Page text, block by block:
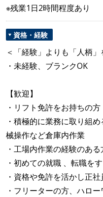
※残業1日2時間程度あり
資格・経験
＜「経験」よりも「人柄」
・未経験、ブランクOK
【歓迎】
・リフト免許をお持ちの方
・積極的に業務に取り組
械操作など倉庫内作業
・工場内作業の経験のある
・初めての就職 、転職を
・資格や免許を活かし正
・フリーターの方、ハロ